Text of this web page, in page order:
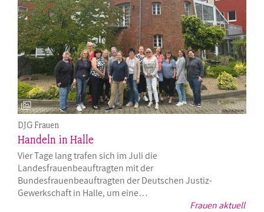
Frauen aktuell
DJG Frauen
Handeln in Halle
Vier Tage lang trafen sich im Juli die
Landesfrauenbeauftragten mit der
Bundesfrauenbeauftragten der Deutschen Justiz-
Gewerkschaft in Halle, um eine…